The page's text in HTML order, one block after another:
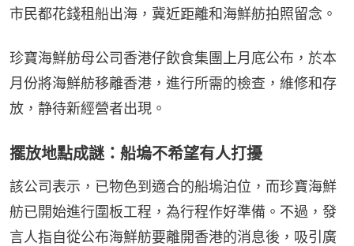
市民都花錢租船出海，冀近距離和海鮮舫拍照留念。
珍寶海鮮舫母公司香港仔飲食集團上月底公布，於本
月份將海鮮舫移離香港，進行所需的檢查，維修和存
放，静待新經營者出現。
擺放地點成謎：船塢不希望有人打擾
該公司表示，已物色到適合的船塢泊位，而珍寶海鮮
舫已開始進行圍板工程，為行程作好準備。不過，發
言人指自從公布海鮮舫要離開香港的消息後，吸引廣